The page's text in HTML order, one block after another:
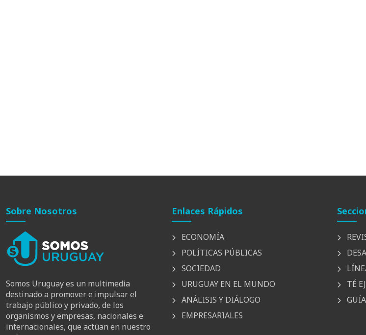
Sobre Nosotros
Somos Uruguay es un multimedia
destinado a promover e impulsar el
trabajo público y privado, de los
organismos y empresas, nacionales e
internacionales, que actúan en nuestro
Enlaces Rápidos
ECONOMÍA
POLÍTICAS PÚBLICAS
SOCIEDAD
URUGUAY EN EL MUNDO
ANÁLISIS Y DIÁLOGO
EMPRESARIALES
TÉ